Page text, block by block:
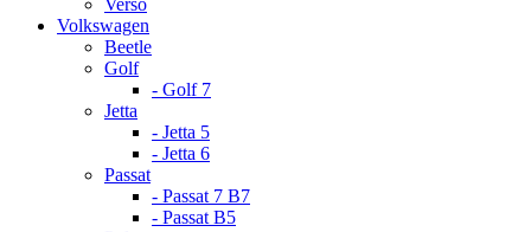
Verso
Volkswagen
Beetle
Golf
- Golf 7
Jetta
- Jetta 5
- Jetta 6
Passat
- Passat 7 B7
- Passat B5